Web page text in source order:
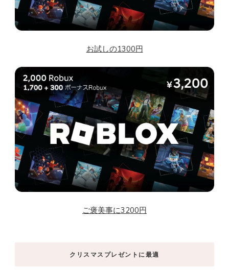
お試しの1300円
ご褒美事に3200円
クリスマスプレゼントに最適